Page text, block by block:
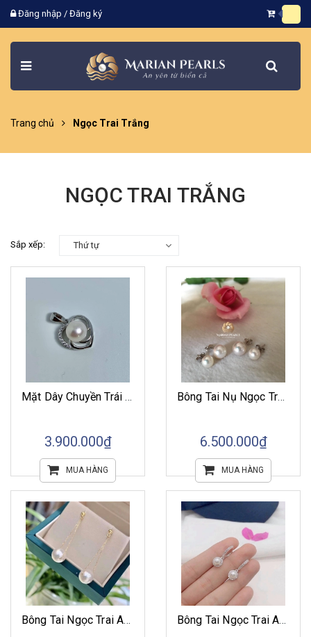
Đăng nhập / Đăng ký
Trang chủ Ngọc Trai Trắng
NGỌC TRAI TRẮNG
Sắp xếp: Thứ tự
Mặt Dây Chuyền Trái Tim Kết Hợp Ngọc Trai Tròn Trắng Akoya
3.900.000₫
MUA HÀNG
Bông Tai Nụ Ngọc Trai Biển Akoya
6.500.000₫
MUA HÀNG
Bông Tai Ngọc Trai Akoya Dạng Thả Bông Tai Ngọc Trai Akoya Mini